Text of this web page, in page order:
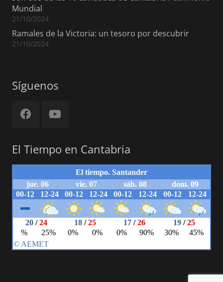
Mundial
21/10/2024
Ramales de la Victoria: un tesoro por descubrir
21/10/2024
Síguenos
El Tiempo en Cantabria